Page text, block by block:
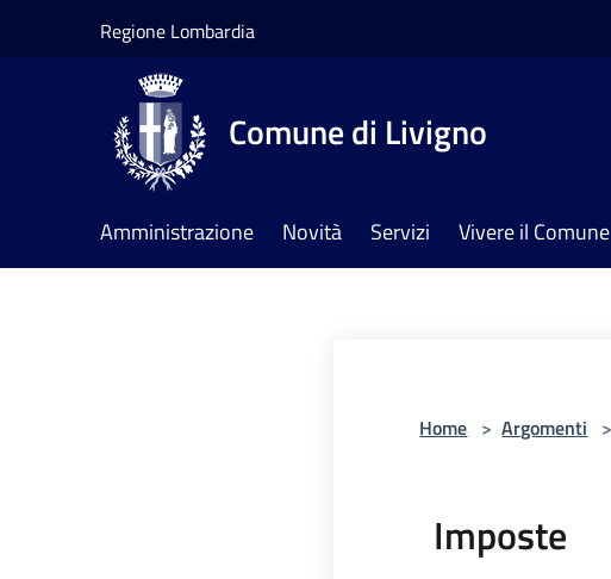
Regione Lombardia
Comune di Livigno
Amministrazione Novità Servizi Vivere il Comune
Home > Argomenti >
Imposte